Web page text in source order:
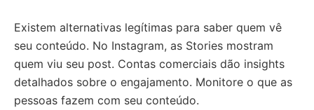
Existem alternativas legítimas para saber quem vê
seu conteúdo. No Instagram, as Stories mostram
quem viu seu post. Contas comerciais dão insights
detalhados sobre o engajamento. Monitore o que as
pessoas fazem com seu conteúdo.